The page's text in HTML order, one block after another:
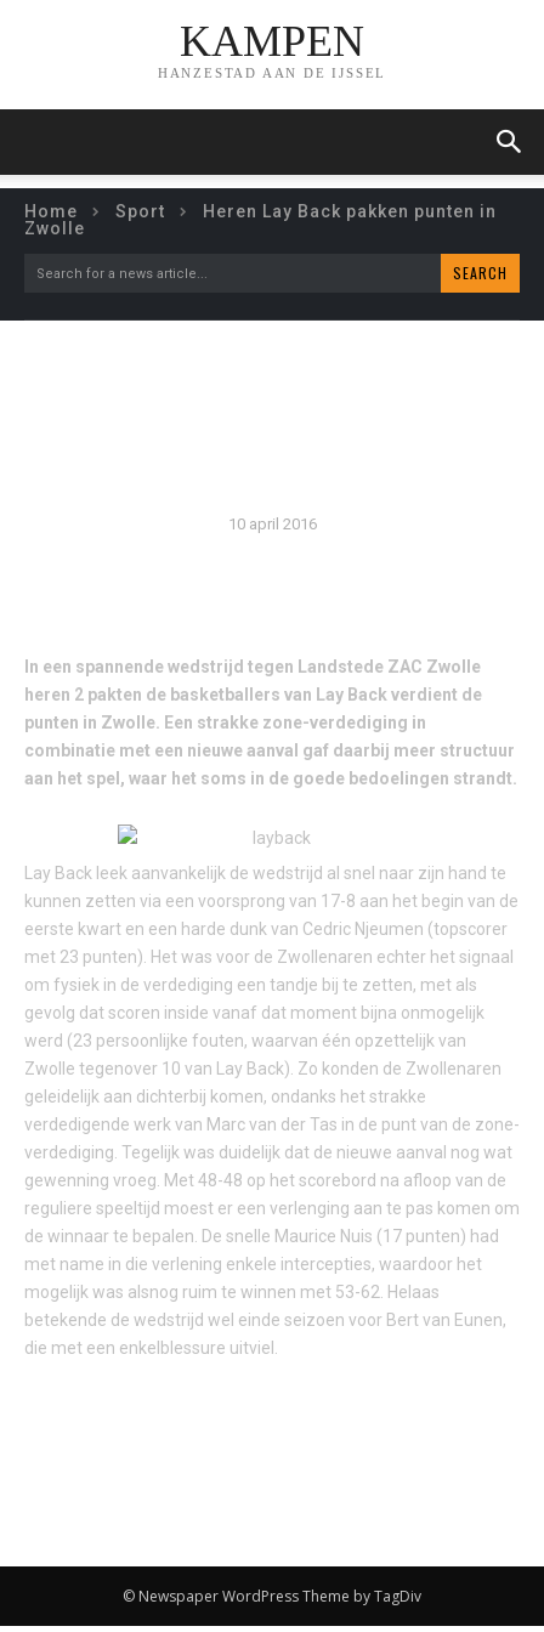
KAMPEN
HANZESTAD AAN DE IJSSEL
Home Sport
Heren Lay Back pakken punten in
Zwolle
Search for a news article... SEARCH
10 april 2016
In een spannende wedstrijd tegen Landstede ZAC Zwolle
heren 2 pakten de basketballers van Lay Back verdient de
punten in Zwolle. Een strakke zone-verdediging in
combinatie met een nieuwe aanval gaf daarbij meer structuur
aan het spel, waar het soms in de goede bedoelingen strandt.
Lay Back leek aanvankelijk de wedstrijd al snel naar zijn hand te
kunnen zetten via een voorsprong van 17-8 aan het begin van de
eerste kwart en een harde dunk van Cedric Njeumen (topscorer
met 23 punten). Het was voor de Zwollenaren echter het signaal
om fysiek in de verdediging een tandje bij te zetten, met als
gevolg dat scoren inside vanaf dat moment bijna onmogelijk
werd (23 persoonlijke fouten, waarvan één opzettelijk van
Zwolle tegenover 10 van Lay Back). Zo konden de Zwollenaren
geleidelijk aan dichterbij komen, ondanks het strakke
verdedigende werk van Marc van der Tas in de punt van de zone-
verdediging. Tegelijk was duidelijk dat de nieuwe aanval nog wat
gewenning vroeg. Met 48-48 op het scorebord na afloop van de
reguliere speeltijd moest er een verlenging aan te pas komen om
de winnaar te bepalen. De snelle Maurice Nuis (17 punten) had
met name in die verlening enkele intercepties, waardoor het
mogelijk was alsnog ruim te winnen met 53-62. Helaas
betekende de wedstrijd wel einde seizoen voor Bert van Eunen,
die met een enkelblessure uitviel.
© Newspaper WordPress Theme by TagDiv